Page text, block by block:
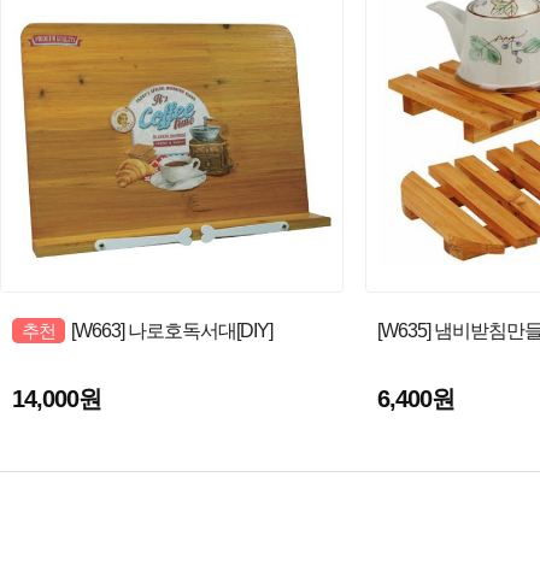
추천 [W663] 나로호독서대[DIY]
14,000원
[W635] 냄비받침만
6,400원